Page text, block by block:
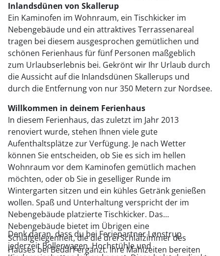
Inlandsdünen von Skallerup
Ein Kaminofen im Wohnraum, ein Tischkicker im
Nebengebäude und ein attraktives Terrassenareal
tragen bei diesem ausgesprochen gemütlichen und
schönen Ferienhaus für fünf Personen maßgeblich
zum Urlaubserlebnis bei. Gekrönt wir Ihr Urlaub durch
die Aussicht auf die Inlandsdünen Skallerups und
durch die Entfernung von nur 350 Metern zur Nordsee.
Willkommen in deinem Ferienhaus
In diesem Ferienhaus, das zuletzt im Jahr 2013
renoviert wurde, stehen Ihnen viele gute
Aufenthaltsplätze zur Verfügung. Je nach Wetter
können Sie entscheiden, ob Sie es sich im hellen
Wohnraum vor dem Kaminofen gemütlich machen
möchten, oder ob Sie in geselliger Runde im
Wintergarten sitzen und ein kühles Getränk genießen
wollen. Spaß und Unterhaltung verspricht der im
Nebengebäude platzierte Tischkicker. Das
Nebengebäude bietet im Übrigen eine
Schlafgelegenheit, die die drei Schlafzimmer des
Hauses bei Bedarf ergänzt. Ihre Mahlzeiten bereiten
Denk daran, dass du bei Feriepartner Lønstrup
jederzeit Bollerwagen, Hochstühle und